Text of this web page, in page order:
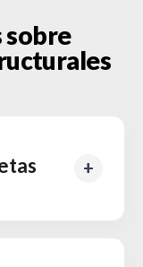
sobre